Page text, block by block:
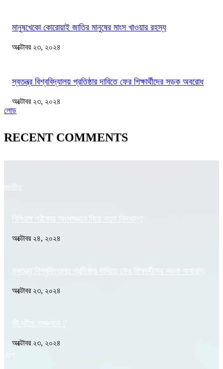
মানুষখেকো কোরোয়াই জাতির মানুষের মাংস খাওয়ার রহস্য
অক্টোবর ২৩, ২০২৪
স্বতন্ত্র বিশ্ববিদ্যালয় প্রতিষ্ঠার দাবিতে ফের শিক্ষার্থীদের সড়ক অবরোধ
অক্টোবর ২৩, ২০২৪
লোড
RECENT COMMENTS
জাতীয়
বিসিএস পরীক্ষায় অংশগ্রহণ নিয়ে নতুন সিদ্ধান্ত
অক্টোবর ২৪, ২০২৪
স্বতন্ত্র বিশ্ববিদ্যালয় প্রতিষ্ঠার দাবিতে ফের শিক্ষার্থীদের সড়ক অবরোধ
অক্টোবর ২৩, ২০২৪
কী ঘটছে বঙ্গভবনে ?
অক্টোবর ২৩, ২০২৪
দেশ